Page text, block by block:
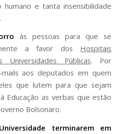
e tanta insensibilidade
às pessoas para que se
a favor dos Hospitais
Públicas. Por
aos deputados em quem
que lutem para que sejam
Educação as verbas que estão
Bolsonaro.
terminarem em